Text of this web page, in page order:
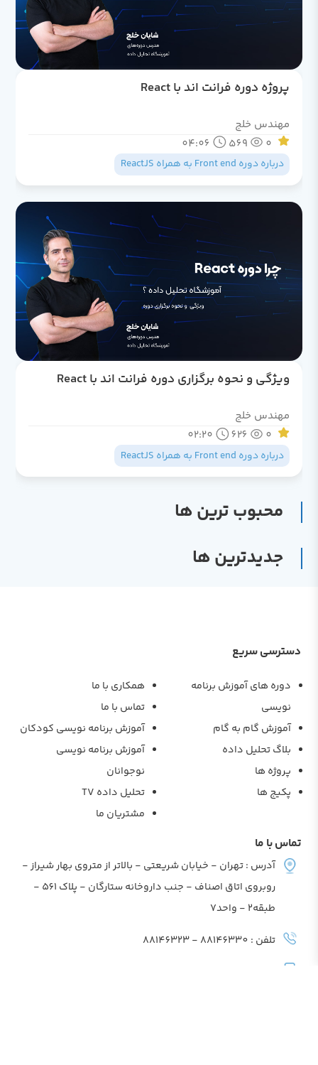
پروژه دوره فرانت اند با React
مهندس خلج
0
569
04:06
درباره دوره Front end به همراه ReactJS
ویژگی و نحوه برگزاری دوره فرانت اند با React
مهندس خلج
0
626
02:20
درباره دوره Front end به همراه ReactJS
محبوب ترین ها
جدیدترین ها
دسترسی سریع
دوره های آموزش برنامه
نویسی
آموزش گام به گام
بلاگ تحلیل داده
پروژه ها
پکیج ها
همکاری با ما
تماس با ما
آموزش برنامه نویسی کودکان
آموزش برنامه نویسی
نوجوانان
تحلیل داده TV
مشتریان ما
تماس با ما
آدرس : تهران - خیابان شریعتی - بالاتر از متروی بهار شیراز -
روبروی اتاق اصناف - جنب داروخانه ستارگان - پلاک 561 -
طبقه2 - واحد7
تلفن : 88146330 - 88146323